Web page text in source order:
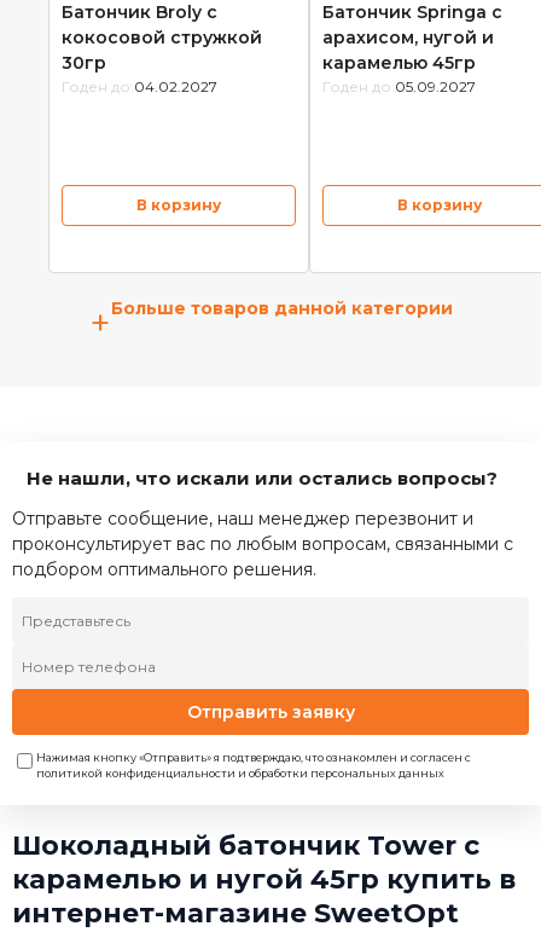
Батончик Broly с
кокосовой стружкой
30гр
Годен до: 04.02.2027
В корзину
Батончик Springa с
арахисом, нугой и
карамелью 45гр
Годен до: 05.09.2027
В корзину
+Больше товаров данной категории
Не нашли, что искали или остались вопросы?
Отправьте сообщение, наш менеджер перезвонит и
проконсультирует вас по любым вопросам, связанными с
подбором оптимального решения.
Отправить заявку
Нажимая кнопку «Отправить» я подтверждаю, что ознакомлен и согласен с
политикой конфиденциальности и обработки персональных данных
Шоколадный батончик Tower с
карамелью и нугой 45гр купить в
интернет-магазине SweetOpt